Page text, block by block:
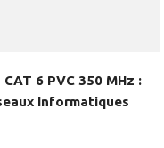
6 PVC 350 MHz :
Informatiques